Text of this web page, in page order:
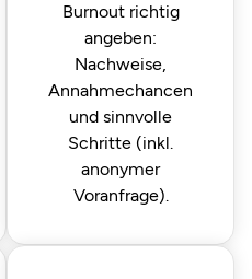
Burnout richtig
angeben:
Nachweise,
Annahmechancen
und sinnvolle
Schritte (inkl.
anonymer
Voranfrage).